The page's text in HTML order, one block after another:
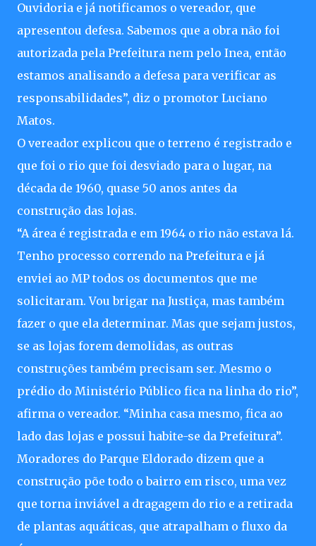
Ouvidoria e já notificamos o vereador, que
apresentou defesa. Sabemos que a obra não foi
autorizada pela Prefeitura nem pelo Inea, então
estamos analisando a defesa para verificar as
responsabilidades”, diz o promotor Luciano
Matos.
O vereador explicou que o terreno é registrado e
que foi o rio que foi desviado para o lugar, na
década de 1960, quase 50 anos antes da
construção das lojas.
“A área é registrada e em 1964 o rio não estava lá.
Tenho processo correndo na Prefeitura e já
enviei ao MP todos os documentos que me
solicitaram. Vou brigar na Justiça, mas também
fazer o que ela determinar. Mas que sejam justos,
se as lojas forem demolidas, as outras
construções também precisam ser. Mesmo o
prédio do Ministério Público fica na linha do rio”,
afirma o vereador. “Minha casa mesmo, fica ao
lado das lojas e possui habite-se da Prefeitura”.
Moradores do Parque Eldorado dizem que a
construção põe todo o bairro em risco, uma vez
que torna inviável a dragagem do rio e a retirada
de plantas aquáticas, que atrapalham o fluxo da